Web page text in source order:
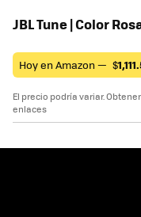
JBL Tune | Color
Hoy en Amazon — $
El precio podría variar.
enlaces